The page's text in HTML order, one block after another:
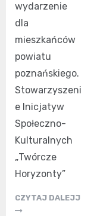
wydarzenie
dla
mieszkańców
powiatu
poznańskiego.
Stowarzyszeni
e Inicjatyw
Społeczno-
Kulturalnych
„Twórcze
Horyzonty”
CZYTAJ DALEJJ